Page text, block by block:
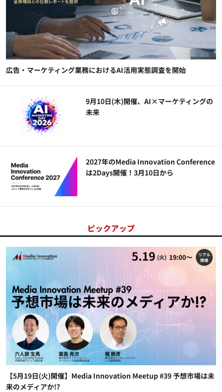
広告・マーケティング業務におけるAI活用実態調査を開始
9月10日(木)開催、AI×マーケティングの
未来
2027年のMedia Innovation Conference
は2Days開催！3月10日から
ピックアップ
【5月19日(火)開催】Media Innovation Meetup #39 予想市場は未
来のメディアか!?